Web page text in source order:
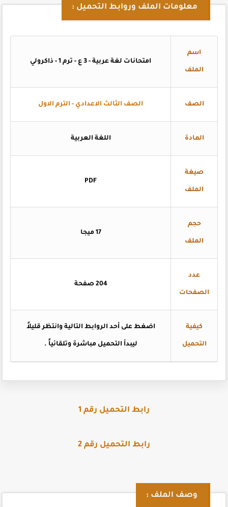
معلومات الملف وروابط التحميل :
اسم
الملف
امتحانات لغة عربية - 3 ع - ترم 1 - ذاكرولي
الصف الصف الثالث الاعدادي - الترم الاول
المادة اللغة العربية
صيغة
الملف
PDF
حجم
الملف
عدد
الصفحات
204 صفحة
كيفية
التحميل
اضغطعلى أحد الروابط التالية وانتظر قليلاً
ليبدأ التحميل مباشرة وتلقائياً.
رابط التحميل رقم 1
رابط التحميل رقم 2
وصف الملف :